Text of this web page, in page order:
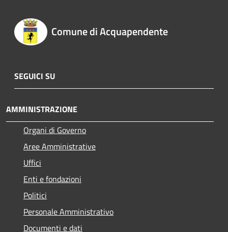
Comune di Acquapendente
SEGUICI SU
AMMINISTRAZIONE
Organi di Governo
Aree Amministrative
Uffici
Enti e fondazioni
Politici
Personale Amministrativo
Documenti e dati